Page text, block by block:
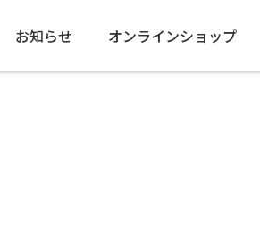
お知らせ オンラインショップ